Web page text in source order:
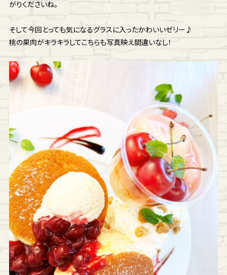
がりくださいね。
そして今回とっても気になるグラスに入ったかわいいゼリー♪
桃の果肉がキラキラしてこちらも写真映え間違いなし！